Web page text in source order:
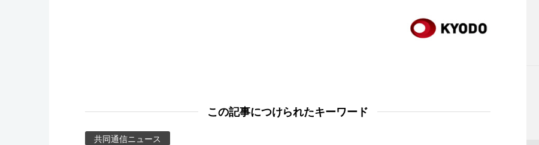
この記事につけられたキーワード
共同通信ニュース